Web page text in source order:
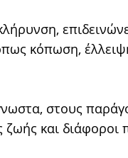
κόπωση,
στους
και διάφοροι